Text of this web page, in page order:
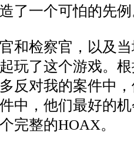
了一个可怕的先
和检察官，以及
玩了这个游戏。
反对我的案件中
中，他们最好的
完整的HOAX。